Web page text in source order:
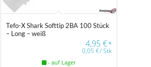
Tefo-X Shark Softtip 2BA 100 Stück
– Long – weiß
4,95€*
0,05 €/Stk
- auf Lager